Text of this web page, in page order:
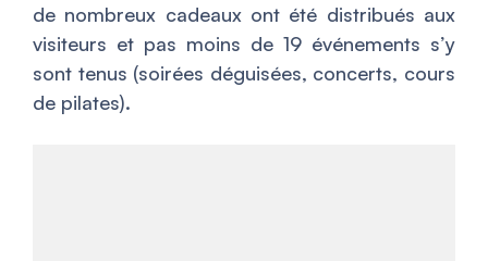
de nombreux cadeaux ont été distribués aux
visiteurs et pas moins de 19 événements s’y
sont tenus (soirées déguisées, concerts, cours
de pilates).